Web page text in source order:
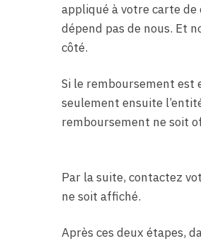
appliqué à votre carte
dépend pas de nous. Et
côté.
Si le remboursement est
seulement ensuite
remboursement ne soit
Par la suite, contactez
ne soit affiché.
Après ces deux étapes,